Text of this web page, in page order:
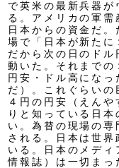
で英米の最新兵器
る。アメリカの軍需
日本からの資金だ
場で「日本が新たに
だから次の日のドル
動いた。それまでの
円安・ドル高にな
だ）。これぐらいの
４円の円安（えん
りと知っている日
い。為替の現場の
される。日本は世界
いる。日本のメディ
情報誌）は一切まっ